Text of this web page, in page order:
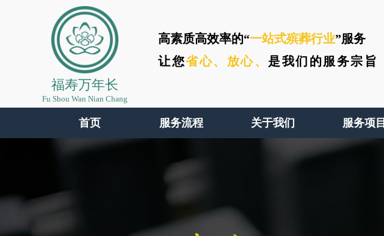
福寿万年长
Fu Shou Wan Nian Chang
高素质高效率的“一站式殡葬行业”服务
让您省心、 放心、 是我们的服务宗旨
首页 服务流程 关于我们 服务项目